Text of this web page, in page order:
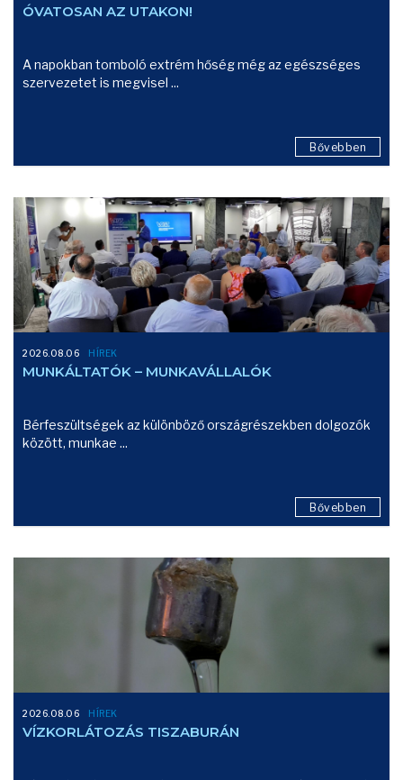
ÓVATOSAN AZ UTAKON!
A napokban tomboló extrém hőség még az egészséges
szervezetet is megvisel ...
Bővebben
2026.08.06 HÍREK
MUNKÁLTATÓK – MUNKAVÁLLALÓK
Bérfeszültségek az különböző országrészekben dolgozók
között, munkae ...
Bővebben
2026.08.06 HÍREK
VÍZKORLÁTOZÁS TISZABURÁN